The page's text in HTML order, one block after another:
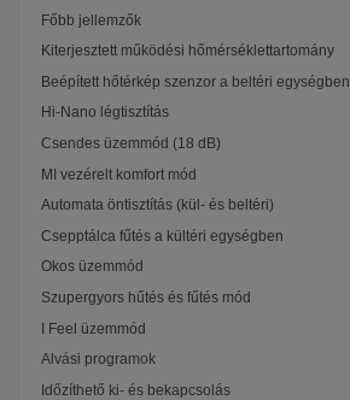
Főbb jellemzők
Kiterjesztett működési hőmérséklettartomány
Beépített hőtérkép szenzor a beltéri egységben
Hi-Nano légtisztítás
Csendes üzemmód (18 dB)
MI vezérelt komfort mód
Automata öntisztítás (kül- és beltéri)
Csepptálca fűtés a kültéri egységben
Okos üzemmód
Szupergyors hűtés és fűtés mód
I Feel üzemmód
Alvási programok
Időzíthető ki- és bekapcsolás